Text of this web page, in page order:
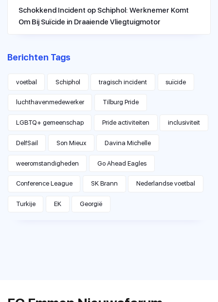
Schokkend Incident op Schiphol: Werknemer Komt
Om Bij Suïcide in Draaiende Vliegtuigmotor
Berichten Tags
voetbal Schiphol tragisch incident suïcide
luchthavenmedewerker Tilburg Pride
LGBTQ+ gemeenschap Pride activiteiten inclusiviteit
DelfSail Son Mieux Davina Michelle
weeromstandigheden Go Ahead Eagles
Conference League SK Brann Nederlandse voetbal
Turkije EK Georgië